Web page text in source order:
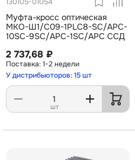
Муфта-кросс оптическая
МКО-Ш1/С09-1PLC8-SC/APC-
10SC-9SC/APC-1SC/APC ССД
2 737,68 ₽
1-2 недели
У дистрибьюторов: 15 шт
шт